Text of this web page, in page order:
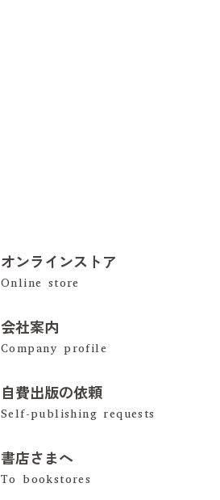
オンラインストア
会社案内
自費出版の依頼
書店さまへ